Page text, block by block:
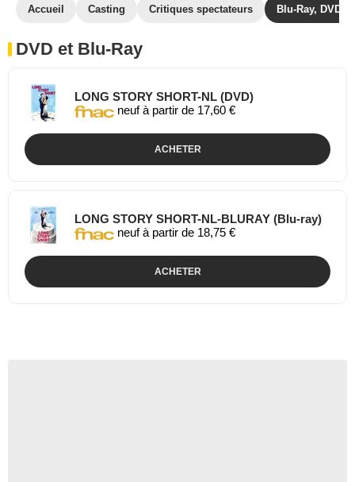
Accueil Casting Critiques spectateurs Blu-Ray, DVD
DVD et Blu-Ray
LONG STORY SHORT-NL (DVD)
neuf à partir de 17,60 €
ACHETER
LONG STORY SHORT-NL-BLURAY (Blu-ray)
neuf à partir de 18,75 €
ACHETER